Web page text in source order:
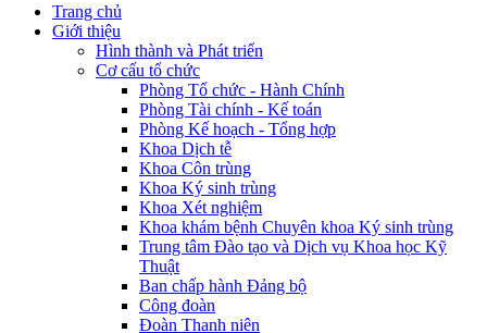
Trang chủ
Giới thiệu
Hình thành và Phát triển
Cơ cấu tổ chức
Phòng Tổ chức - Hành Chính
Phòng Tài chính - Kế toán
Phòng Kế hoạch - Tổng hợp
Khoa Dịch tễ
Khoa Côn trùng
Khoa Ký sinh trùng
Khoa Xét nghiệm
Khoa khám bệnh Chuyên khoa Ký sinh trùng
Trung tâm Đào tạo và Dịch vụ Khoa học Kỹ
Thuật
Ban chấp hành Đảng bộ
Công đoàn
Đoàn Thanh niên